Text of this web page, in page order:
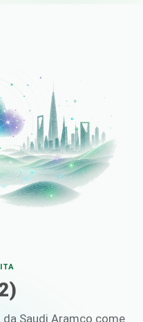
Saudi Aramco come